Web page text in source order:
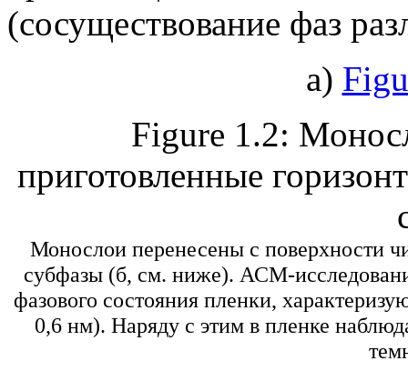
(сосуществование фаз
а)
Figure 1.2:
приготовленные
Монослои перенесены с поверхности
субфазы (б, см. ниже). АСМ-
фазового состояния пленки,
0,6 нм). Наряду с этим в пленке